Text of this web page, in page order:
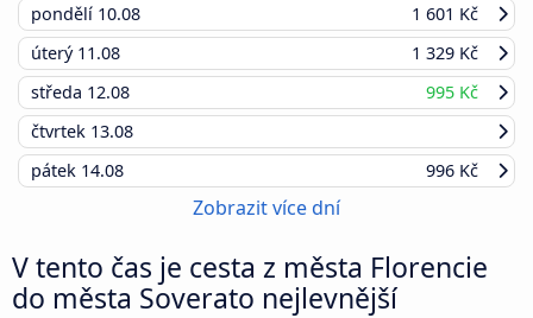
pondělí 10.08
1 601 Kč
úterý 11.08
1 329 Kč
středa 12.08
995 Kč
čtvrtek 13.08
pátek 14.08 996 Kč
Zobrazit více dní
V tento čas je cesta z města Florencie
do města Soverato nejlevnější